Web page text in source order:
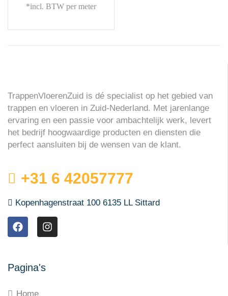
*incl. BTW per meter
TrappenVloerenZuid is dé specialist op het gebied van
trappen en vloeren in Zuid-Nederland. Met jarenlange
ervaring en een passie voor ambachtelijk werk, levert
het bedrijf hoogwaardige producten en diensten die
perfect aansluiten bij de wensen van de klant.
+31 6 42057777
Kopenhagenstraat 100 6135 LL Sittard
Pagina's
Home